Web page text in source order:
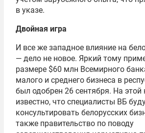
в указе.
Двойная игра
И все же западное влияние на
— дело не новое. Яркий тому
размере $60 млн Всемирного
малого и среднего бизнеса в
был одобрен 26 сентября. На этой
известно, что специалисты ВБ
консультировать белорусских
также правительство по поводу